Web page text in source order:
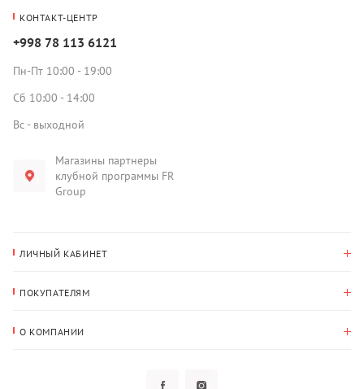
КОНТАКТ-ЦЕНТР
+998 78 113 6121
Пн-Пт 10:00 - 19:00
Сб 10:00 - 14:00
Вс - выходной
Магазины партнеры
клубной программы FR
Group
ЛИЧНЫЙ КАБИНЕТ
Адрес для доставки
ПОКУПАТЕЛЯМ
О КОМПАНИИ
Политика конфиденциальности